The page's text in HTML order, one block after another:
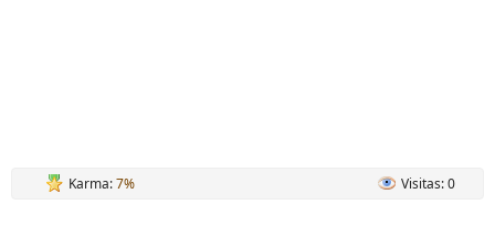
Karma:7% Visitas: 0